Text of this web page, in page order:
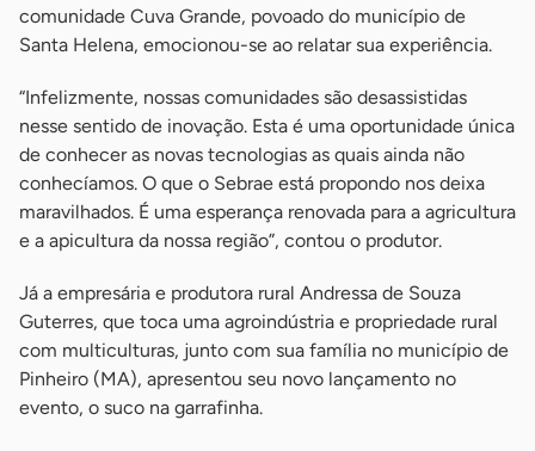
comunidade Cuva Grande, povoado do município de
Santa Helena, emocionou-se ao relatar sua experiência.
“Infelizmente, nossas comunidades são desassistidas
nesse sentido de inovação. Esta é uma oportunidade única
de conhecer as novas tecnologias as quais ainda não
conhecíamos. O que o Sebrae está propondo nos deixa
maravilhados. É uma esperança renovada para a agricultura
e a apicultura da nossa região”, contou o produtor.
Já a empresária e produtora rural Andressa de Souza
Guterres, que toca uma agroindústria e propriedade rural
com multiculturas, junto com sua família no município de
Pinheiro (MA), apresentou seu novo lançamento no
evento, o suco na garrafinha.